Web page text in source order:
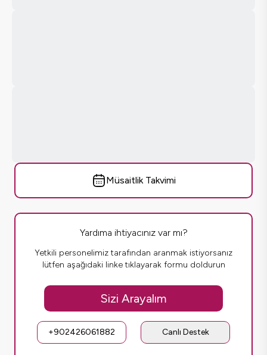
Müsaitlik Takvimi
Yardıma ihtiyacınız var mı?
Yetkili personelimiz tarafından aranmak istiyorsanız
lütfen aşağıdaki linke tıklayarak formu doldurun
Sizi Arayalım
+902426061882 Canlı Destek